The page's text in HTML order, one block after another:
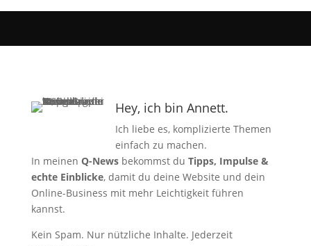
Hey, ich bin Annett.
Ich liebe es, komplizierte Themen
einfach zu machen.
In meinen Q-Newsbekommst du Tipps, Impulse &
echte Einblicke, damit du deine Website und dein
Online-Business mit mehr Leichtigkeit führen
kannst.
Kein Spam. Nur nützliche Inhalte. Jederzeit